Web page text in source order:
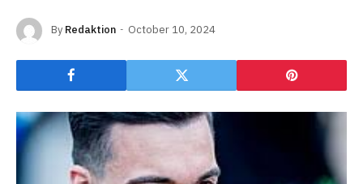
By Redaktion October 10, 2024